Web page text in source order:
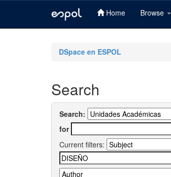
Home Browse
DSpace en ESPOL
Search
Search:
for
Current filters: